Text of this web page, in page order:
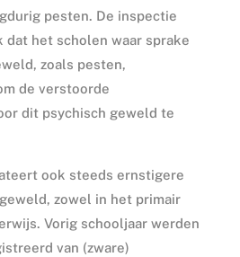
pesten. De inspectie
dat het scholen waar sprake
zoals pesten,
de verstoorde
dit psychisch geweld te
ook steeds ernstigere
zowel in het primair
Vorig schooljaar werden
van (zware)